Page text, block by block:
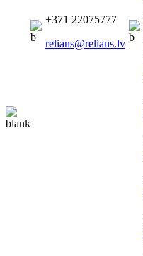
+371 22075777
relians@relians.lv